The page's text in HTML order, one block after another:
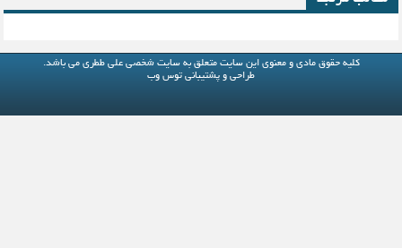
کلیه حقوق مادی و معنوی این سایت متعلق بهسایت شخصی علی ططری می باشد.
طراحی و پشتیبانی توس وب